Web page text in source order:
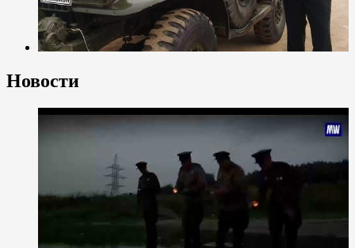
Новости